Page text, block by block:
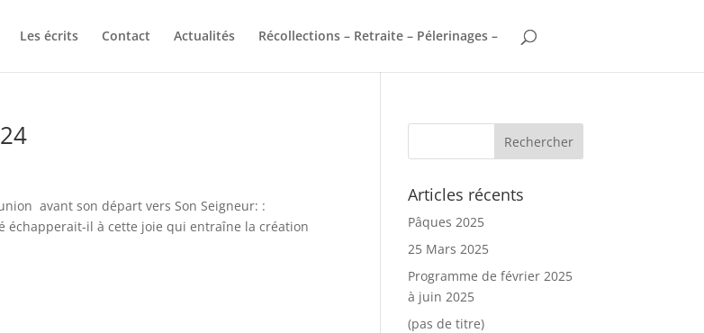
Les écrits Contact Actualités Récollections – Retraite – Pélerinages –
avant son départ vers Son Seigneur: :
échapperait-il à cette joie qui entraîne la création
Articles récents
Pâques 2025
25 Mars 2025
Programme de février 2025
à juin 2025
(pas de titre)